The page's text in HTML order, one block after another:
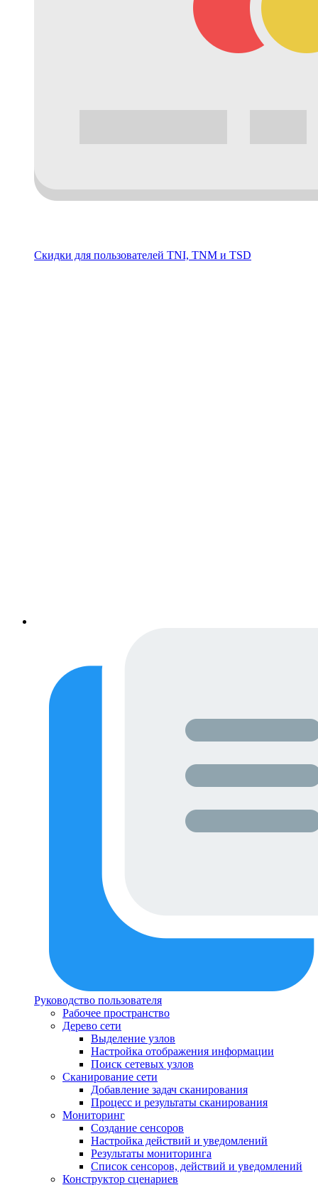
Скидки для пользователей TNI, TNM и TSD
Руководство пользователя
Рабочее пространство
Дерево сети
Выделение узлов
Настройка отображения информации
Поиск сетевых узлов
Сканирование сети
Добавление задач сканирования
Процесс и результаты сканирования
Мониторинг
Создание сенсоров
Настройка действий и уведомлений
Результаты мониторинга
Список сенсоров, действий и уведомлений
Конструктор сценариев